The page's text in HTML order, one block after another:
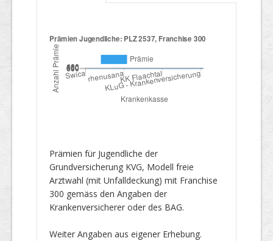
Prämien für Jugendliche der
Grundversicherung KVG, Modell freie
Arztwahl (mit Unfalldeckung) mit Franchise
300 gemäss den Angaben der
Krankenversicherer oder des BAG.
Weiter Angaben aus eigener Erhebung.